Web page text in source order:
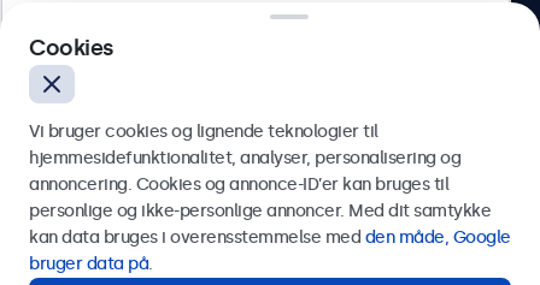
Herstedøstervej 27-29, unit A, 2620 Albertslund, Danmark
Dansk
Send
Eller ring til os på
Cookies
Vi bruger cookies og lignende teknologier til
hjemmesidefunktionalitet, analyser, personalisering og
annoncering. Cookies og annonce-ID’er kan bruges til
personlige og ikke-personlige annoncer. Med dit samtykke
kan data bruges i overensstemmelse med den måde, Google
bruger data på.